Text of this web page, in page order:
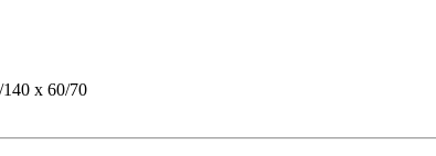
х 60/70